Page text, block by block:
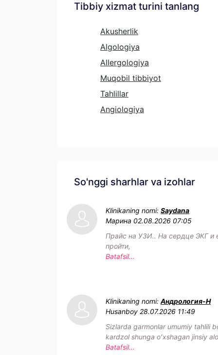
Tibbiy xizmat turini tanlang
Akusherlik
Algologiya
Allergologiya
Muqobil tibbiyot
Tahlillar
Angiologiya
So'nggi sharhlar va izohlar
Klinikaning nomi: Saydana
Марина 02.08.2026 07:05
Прайс на УЗИ.. На сердце ЭКГ и
пройти,
Batafsil...
Klinikaning nomi: Андрология-Н
Husanboy 28.07.2026 11:49
Sizlarda garmonlar umumiy tahlili
kardzol shunga oʻxshagan jinsiy
Batafsil...